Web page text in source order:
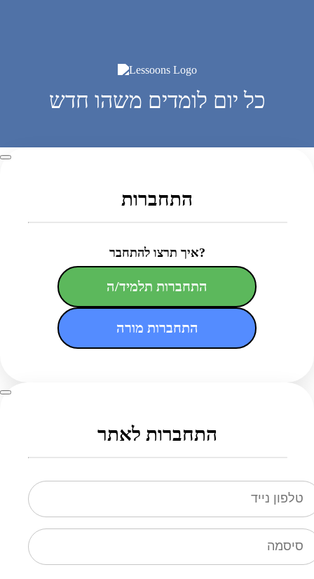
כל יום לומדים משהו חדש
התחברות
איך תרצו להתחבר?
התחברות תלמיד/ה
התחברות מורה
התחברות לאתר